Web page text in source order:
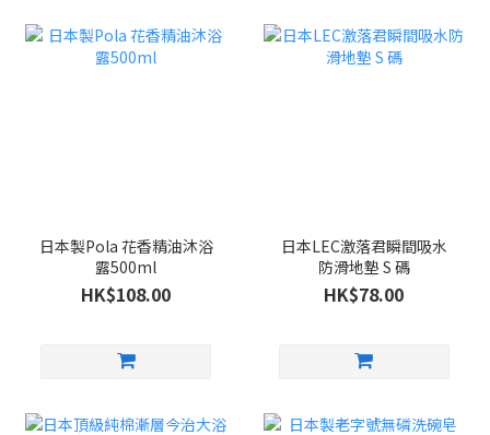
日本製Pola 花香精油沐浴
露500ml
HK$108.00
日本LEC激落君瞬間吸水
防滑地墊 S 碼
HK$78.00